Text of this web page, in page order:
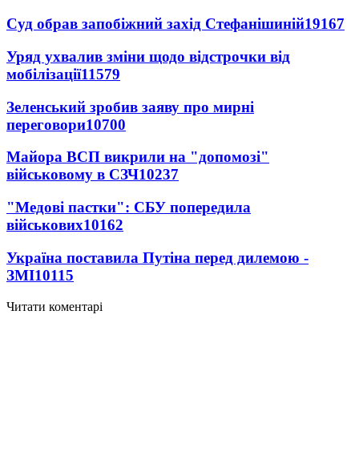
Суд обрав запобіжний захід Стефанішиній19167
Уряд ухвалив зміни щодо відстрочки від
мобілізації11579
Зеленський зробив заяву про мирні
переговори10700
Майора ВСП викрили на "допомозі"
військовому в СЗЧ10237
"Медові пастки": СБУ попередила
військових10162
Україна поставила Путіна перед дилемою -
ЗМІ10115
Читати коментарі